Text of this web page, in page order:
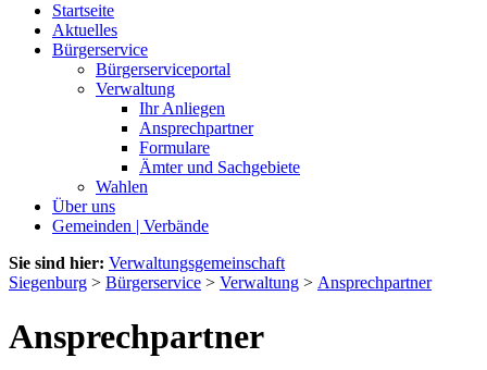
Startseite
Aktuelles
Bürgerservice
Bürgerserviceportal
Verwaltung
Ihr Anliegen
Ansprechpartner
Formulare
Ämter und Sachgebiete
Wahlen
Über uns
Gemeinden | Verbände
Sie sind hier: Verwaltungsgemeinschaft
Siegenburg > Bürgerservice > Verwaltung > Ansprechpartner
Ansprechpartner